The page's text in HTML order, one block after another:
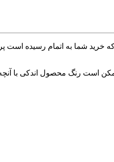
خرید شما به اتمام رسیده است